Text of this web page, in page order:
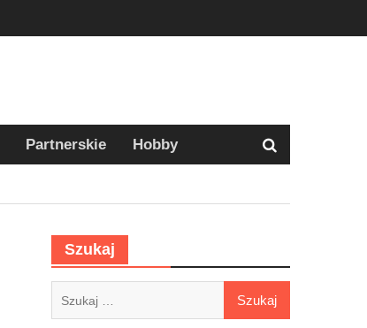
Partnerskie Hobby
Szukaj